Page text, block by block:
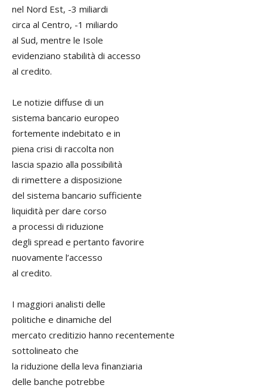
nel Nord Est, -3 miliardi
circa al Centro, -1 miliardo
al Sud, mentre le Isole
evidenziano stabilità di accesso
al credito.
Le notizie diffuse di un
sistema bancario europeo
fortemente indebitato e in
piena crisi di raccolta non
lascia spazio alla possibilità
di rimettere a disposizione
del sistema bancario sufficiente
liquidità per dare corso
a processi di riduzione
degli spread e pertanto favorire
nuovamente l’accesso
al credito.
I maggiori analisti delle
politiche e dinamiche del
mercato creditizio hanno recentemente
sottolineato che
la riduzione della leva finanziaria
delle banche potrebbe